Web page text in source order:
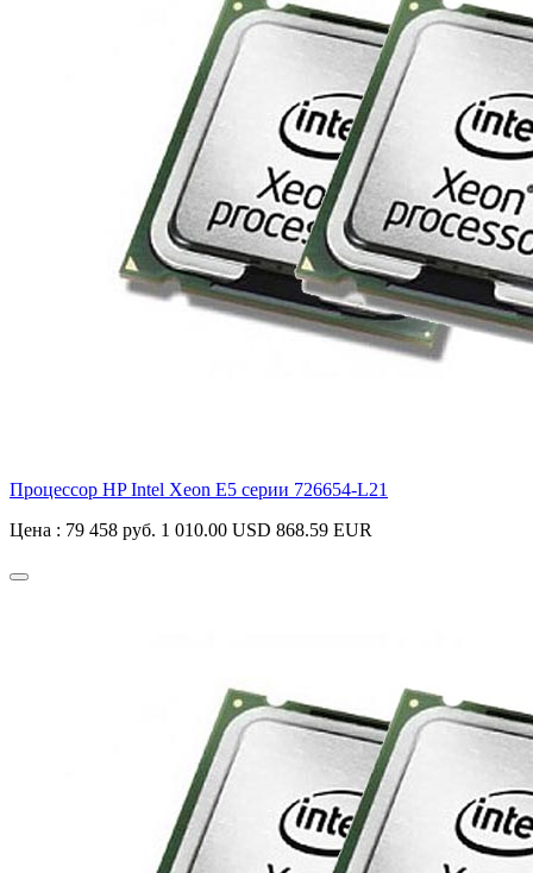
Процессор HP Intel Xeon E5 серии 726654-L21
Цена : 79 458 руб. 1 010.00 USD 868.59 EUR